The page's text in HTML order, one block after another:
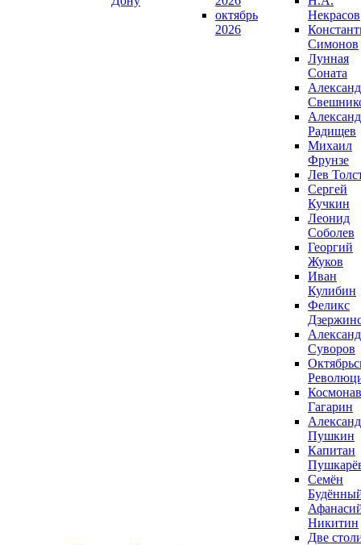
октябрь
2026
Некрасов
Симонов
Лунная
Соната
Радищев
Михаил
Фрунзе
Лев
Сергей
Кучкин
Леонид
Соболев
Георгий
Жуков
Иван
Кулибин
Феликс
Суворов
Гагарин
Пушкин
Капитан
Семён
Никитин
Две